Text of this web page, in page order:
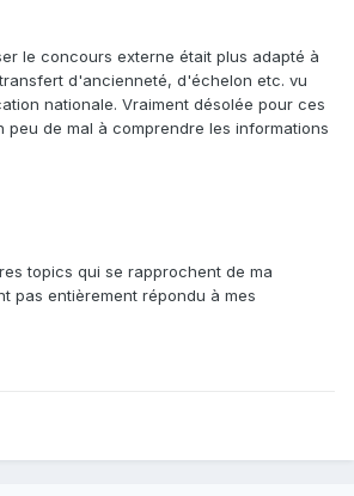
le concours externe était plus adapté à
d'ancienneté, d'échelon etc. vu
nationale. Vraiment désolée pour ces
peu de mal à comprendre les informations
topics qui se rapprochent de ma
pas entièrement répondu à mes